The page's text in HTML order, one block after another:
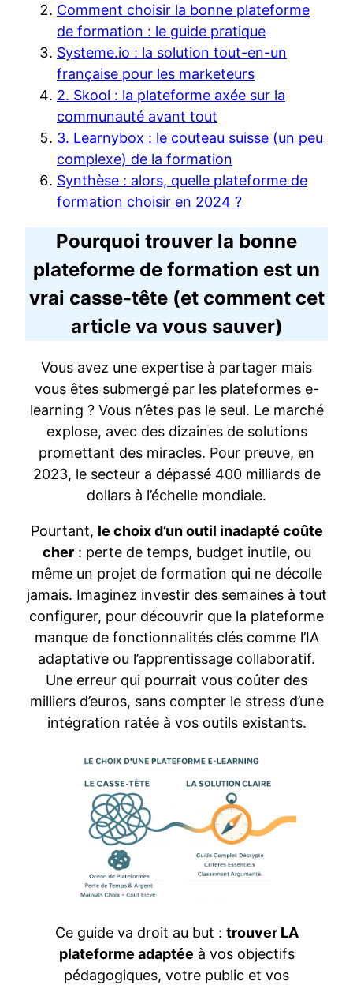
Comment choisir la bonne plateforme
de formation : le guide pratique
Systeme.io : la solution tout-en-un
française pour les marketeurs
2. Skool : la plateforme axée sur la
communauté avant tout
3. Learnybox : le couteau suisse (un peu
complexe) de la formation
Synthèse : alors, quelle plateforme de
formation choisir en 2024 ?
Pourquoi trouver la bonne
plateforme de formation est un
vrai casse-tête (et comment cet
article va vous sauver)
Vous avez une expertise à partager mais
vous êtes submergé par les plateformes e-
learning ? Vous n’êtes pas le seul. Le marché
explose, avec des dizaines de solutions
promettant des miracles. Pour preuve, en
2023, le secteur a dépassé 400 milliards de
dollars à l’échelle mondiale.
Pourtant, le choix d’un outil inadapté coûte
cher: perte de temps, budget inutile, ou
même un projet de formation qui ne décolle
jamais. Imaginez investir des semaines à tout
configurer, pour découvrir que la plateforme
manque de fonctionnalités clés comme l’IA
adaptative ou l’apprentissage collaboratif.
Une erreur qui pourrait vous coûter des
milliers d’euros, sans compter le stress d’une
intégration ratée à vos outils existants.
Ce guide va droit au but : trouver LA
plateforme adaptée à vos objectifs
pédagogiques, votre public et vos